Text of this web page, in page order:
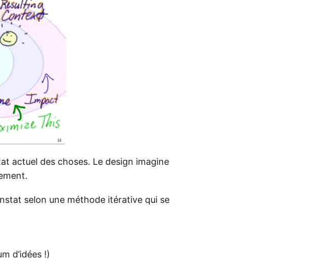
actuel des choses. Le design imagine
selon une méthode itérative qui se
d’idées !)